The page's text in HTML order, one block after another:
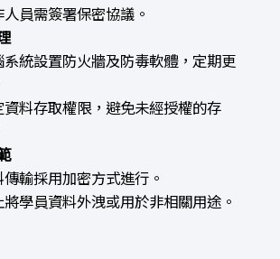
人員需簽署保密協議。
系統設置防火牆及防毒軟體，定期更
資料存取權限，避免未經授權的存
傳輸採用加密方式進行。
學員資料外洩或用於非相關用途。